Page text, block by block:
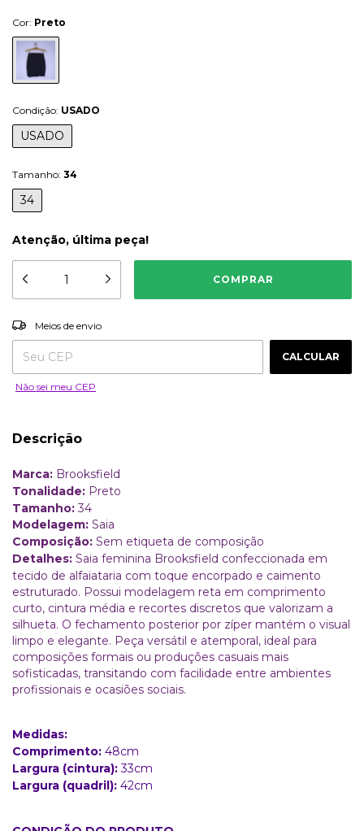
Cor: Preto
Condição: USADO
USADO
Tamanho: 34
34
Atenção, última peça!
Entregas para o CEP:
Meios de envio
CALCULAR
Não sei meu CEP
Descrição
Marca: Brooksfield
Tonalidade: Preto
Tamanho:34
Modelagem: Saia
Composição: Sem etiqueta de composição
Detalhes: Saia feminina Brooksfield confeccionada em
tecido de alfaiataria com toque encorpado e caimento
estruturado. Possui modelagem reta em comprimento
curto, cintura média e recortes discretos que valorizam a
silhueta. O fechamento posterior por zíper mantém o visual
limpo e elegante. Peça versátil e atemporal, ideal para
composições formais ou produções casuais mais
sofisticadas, transitando com facilidade entre ambientes
profissionais e ocasiões sociais.
Medidas:
Comprimento: 48cm
Largura (cintura):33cm
Largura (quadril): 42cm